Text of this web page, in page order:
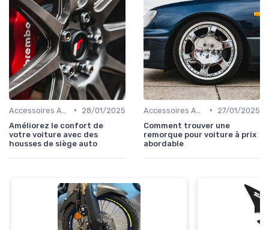
•
28/01/2025
Améliorez le confort de
votre voiture avec des
housses de siège auto
•
27/01/2025
Comment trouver une
remorque pour voiture à prix
abordable